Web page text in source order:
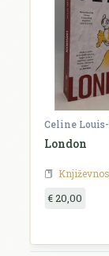
Celine
London
€ 20,00